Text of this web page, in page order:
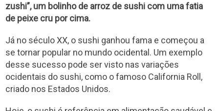
zushi”, um bolinho de arroz de sushi com uma fatia
de peixe cru por cima.
Já no século XX, o sushi ganhou fama e começou a
se tornar popular no mundo ocidental. Um exemplo
desse sucesso pode ser visto nas variações
ocidentais do sushi, como o famoso California Roll,
criado nos Estados Unidos.